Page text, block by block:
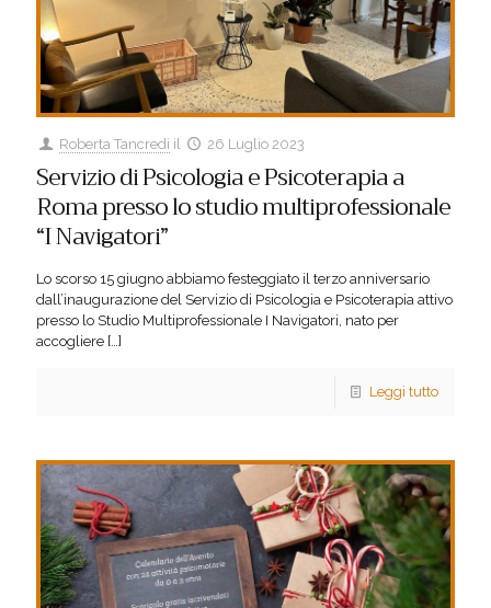
Roberta Tancredi il 26 Luglio 2023
Servizio di Psicologia e Psicoterapia a
Roma presso lo studio multiprofessionale
“I Navigatori”
Lo scorso 15 giugno abbiamo festeggiato il terzo anniversario
dall’inaugurazione del Servizio di Psicologia e Psicoterapia attivo
presso lo Studio Multiprofessionale I Navigatori, nato per
accogliere […]
Leggi tutto